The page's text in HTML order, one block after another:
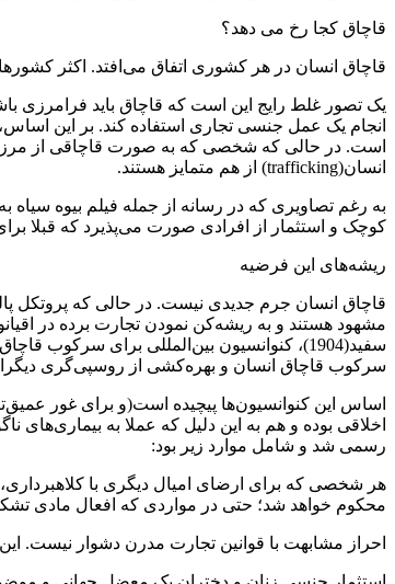
قاچاق کجا رخ می دهد؟
قاچاق انسان در هر کشوری اتفاق می‌افتد. اکثر
یک تصور غلط رایج این است که قاچاق باید فرامرزی
انجام یک عمل جنسی تجاری استفاده کند. بر این
انسان(trafficking) از هم متمایز هستند.
کوچک و استثمار از افرادی صورت می‌پذیرد که قبلا
ریشه‌های این فرضیه
مشهود هستند و به ریشه‌کن‌ نمودن تجارت برده در
سرکوب قاچاق انسان و بهره‌کشی از روسپی‌گری
اساس این کنوانسیون‌ها پیچیده است(و برای غور
رسمی شد و شامل موارد زیر بود:
هر شخصی که برای ارضای امیال دیگری با کلاهبرداری،
محکوم خواهد شد؛ حتی در مواردی که افعال مادی
احراز مشابهت با قوانین تجارت مدرن دشوار